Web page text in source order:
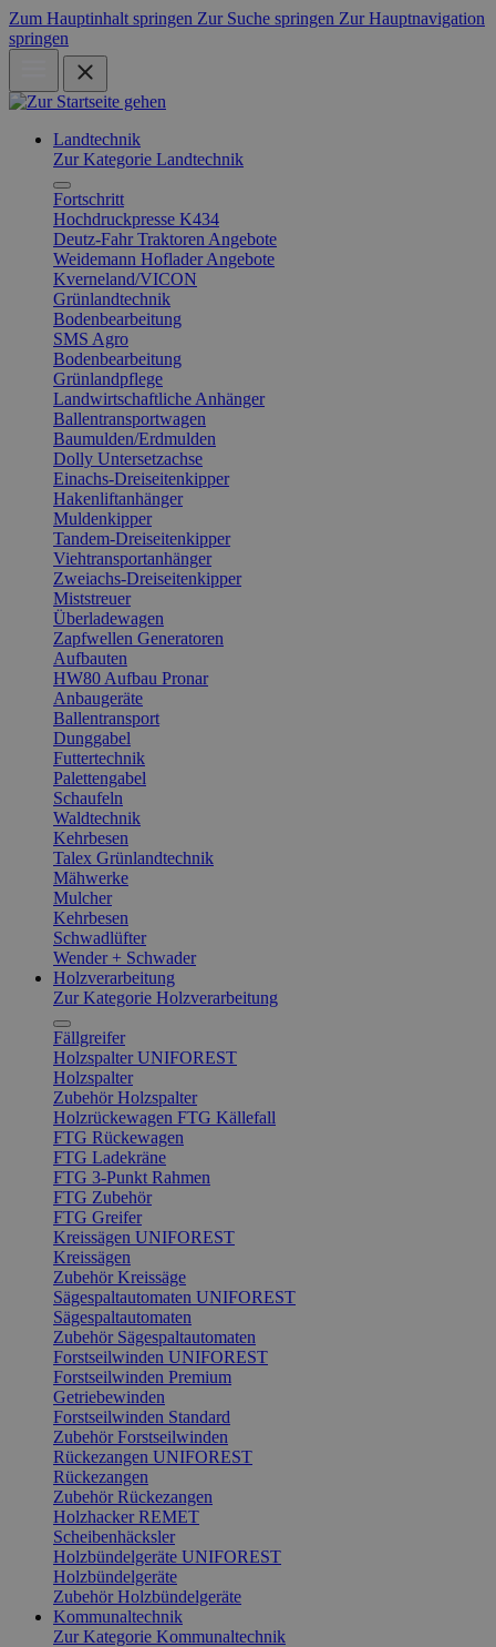
Zum Hauptinhalt springen Zur Suche springen Zur Hauptnavigation
springen
Landtechnik
Zur Kategorie Landtechnik
Fortschritt
Hochdruckpresse K434
Deutz-Fahr Traktoren Angebote
Weidemann Hoflader Angebote
Kverneland/VICON
Grünlandtechnik
Bodenbearbeitung
SMS Agro
Bodenbearbeitung
Grünlandpflege
Landwirtschaftliche Anhänger
Ballentransportwagen
Baumulden/Erdmulden
Dolly Untersetzachse
Einachs-Dreiseitenkipper
Hakenliftanhänger
Muldenkipper
Tandem-Dreiseitenkipper
Viehtransportanhänger
Zweiachs-Dreiseitenkipper
Miststreuer
Überladewagen
Zapfwellen Generatoren
Aufbauten
HW80 Aufbau Pronar
Anbaugeräte
Ballentransport
Dunggabel
Futtertechnik
Palettengabel
Schaufeln
Waldtechnik
Kehrbesen
Talex Grünlandtechnik
Mähwerke
Mulcher
Kehrbesen
Schwadlüfter
Wender + Schwader
Holzverarbeitung
Zur Kategorie Holzverarbeitung
Fällgreifer
Holzspalter UNIFOREST
Holzspalter
Zubehör Holzspalter
Holzrückewagen FTG Källefall
FTG Rückewagen
FTG Ladekräne
FTG 3-Punkt Rahmen
FTG Zubehör
FTG Greifer
Kreissägen UNIFOREST
Kreissägen
Zubehör Kreissäge
Sägespaltautomaten UNIFOREST
Sägespaltautomaten
Zubehör Sägespaltautomaten
Forstseilwinden UNIFOREST
Forstseilwinden Premium
Getriebewinden
Forstseilwinden Standard
Zubehör Forstseilwinden
Rückezangen UNIFOREST
Rückezangen
Zubehör Rückezangen
Holzhacker REMET
Scheibenhäcksler
Holzbündelgeräte UNIFOREST
Holzbündelgeräte
Zubehör Holzbündelgeräte
Kommunaltechnik
Zur Kategorie Kommunaltechnik